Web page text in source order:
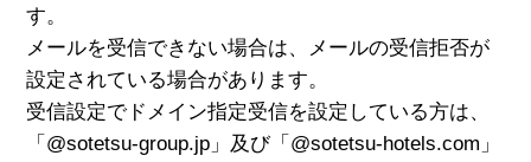
す。
メールを受信できない場合は、メールの受信拒否が
設定されている場合があります。
受信設定でドメイン指定受信を設定している方は、
「@sotetsu-group.jp」及び「@sotetsu-hotels.com」